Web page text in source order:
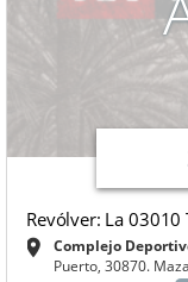
Revólver: La 03010
Complejo
Puerto, 30870.